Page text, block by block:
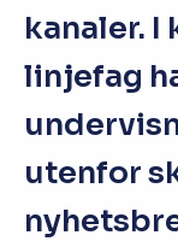
kanaler.
linjefag
utenfor